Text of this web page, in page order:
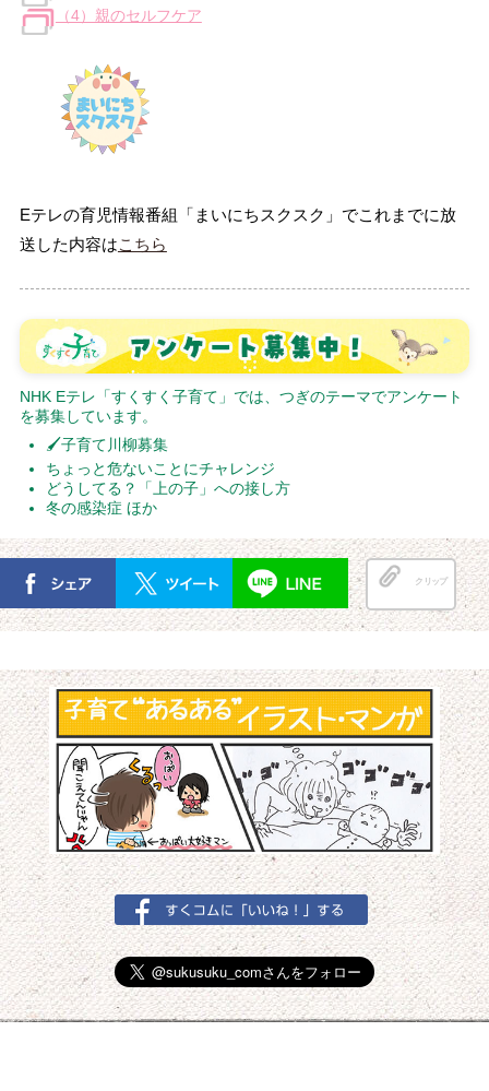
（4）親のセルフケア
Eテレの育児情報番組「まいにちスクスク」でこれまでに放
送した内容はこちら
NHK Eテレ「すくすく子育て」では、つぎのテーマでアンケート
を募集しています。
🖌子育て川柳募集
ちょっと危ないことにチャレンジ
どうしてる？「上の子」への接し方
冬の感染症 ほか
クリップ